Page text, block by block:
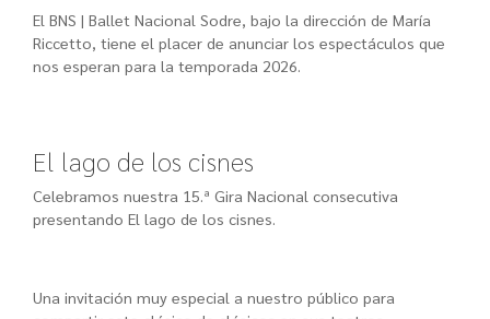
El BNS | Ballet Nacional Sodre, bajo la dirección de María
Riccetto, tiene el placer de anunciar los espectáculos que
nos esperan para la temporada 2026.
El lago de los cisnes
Celebramos nuestra 15.ª Gira Nacional consecutiva
presentando El lago de los cisnes.
Una invitación muy especial a nuestro público para